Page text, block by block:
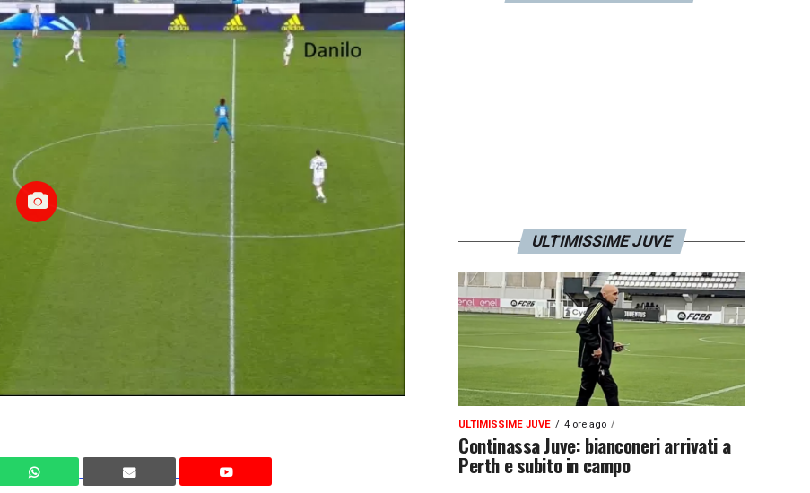
ULTIMISSIME JUVE
ULTIMISSIME JUVE 4 ore ago
Continassa Juve: bianconeri arrivati a
Perth e subito in campo